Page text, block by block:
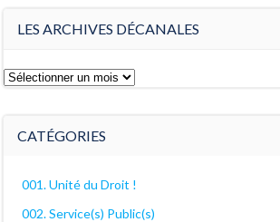
LES ARCHIVES DÉCANALES
Les
CATÉGORIES
001. Unité du Droit !
002. Service(s) Public(s)